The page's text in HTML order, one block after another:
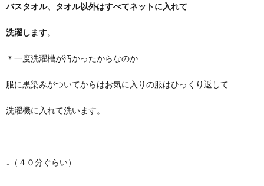
バスタオル、タオル以外はすべてネットに入れて
洗濯します。
＊一度洗濯槽が汚かったからなのか
服に黒染みがついてからはお気に入りの服はひっくり返して
洗濯機に入れて洗います。
↓（４０分ぐらい）